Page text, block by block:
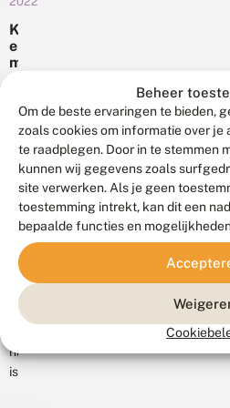
Beheer
Om de beste ervaringen te bieden,
zoals cookies om informatie over je
te raadplegen. Door in te stemmen
kunnen wij gegevens zoals
site verwerken. Als je geen
toestemming intrekt, kan dit een
bepaalde functies en
i
e
d
o
n
i
n
N
een
invasie
van
r
h
o
g
e
m
november
tevoorschijn
de
‘echte’
winterperiode
kruipen
ze
weg
en
gaan
in
rust
K
e
m
d
t
kempense
heidelibel
een
buitenbeentje.
Deze
libel
was
erg
zeldzaam
Kempen,
maar
november
e
r
e
natuur
is